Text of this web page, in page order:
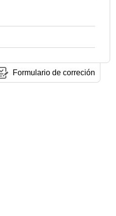
Formulario de correción